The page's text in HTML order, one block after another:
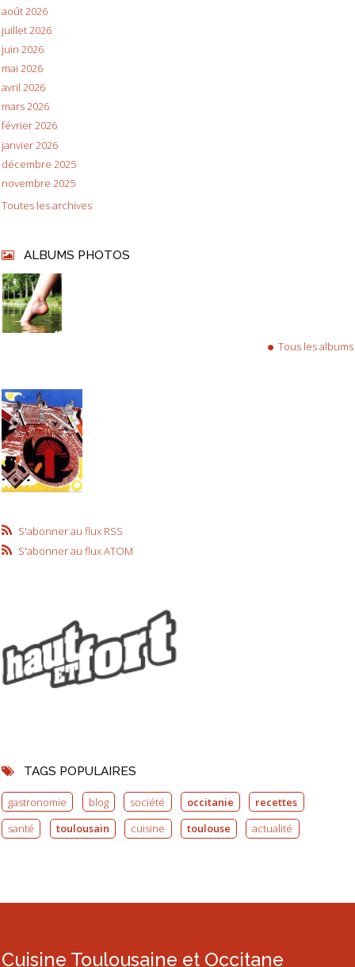
août 2026
juillet 2026
juin 2026
mai 2026
avril 2026
mars 2026
février 2026
janvier 2026
décembre 2025
novembre 2025
Toutes les archives
ALBUMS PHOTOS
Tous les albums
S'abonner au flux RSS
S'abonner au flux ATOM
TAGS POPULAIRES
gastronomie blog société occitanie
recettes
santé
toulousain cuisine toulouse actualité
Cuisine Toulousaine et Occitane